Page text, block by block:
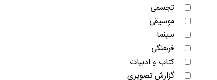
تجسمی
موسیقی
سینما
فرهنگی
کتاب و ادبیات
گزارش تصویری